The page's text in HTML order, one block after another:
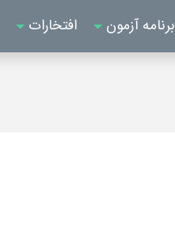
برنامه آزمون افتخارات